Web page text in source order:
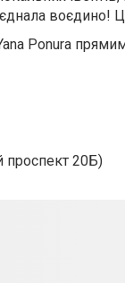
воєдино!
Ponura
20Б)